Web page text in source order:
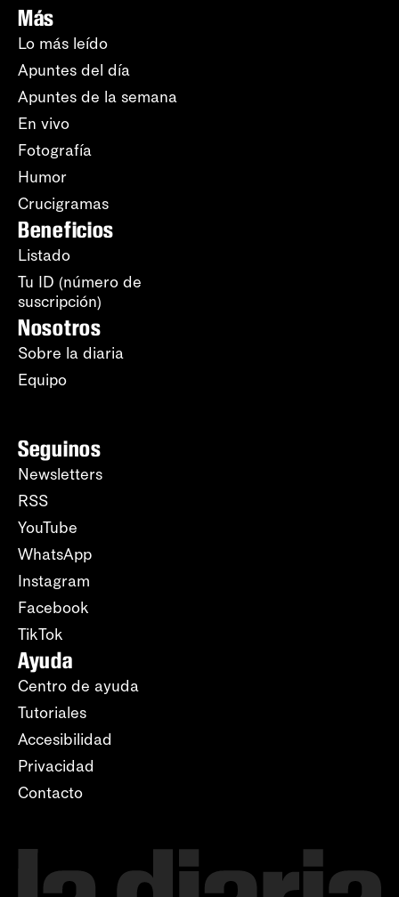
Más
Lo más leído
Apuntes del día
Apuntes de la semana
En vivo
Fotografía
Humor
Crucigramas
Beneficios
Listado
Tu ID (número de
suscripción)
Nosotros
Sobre la diaria
Equipo
Seguinos
Newsletters
RSS
YouTube
WhatsApp
Instagram
Facebook
TikTok
Ayuda
Centro de ayuda
Tutoriales
Accesibilidad
Privacidad
Contacto